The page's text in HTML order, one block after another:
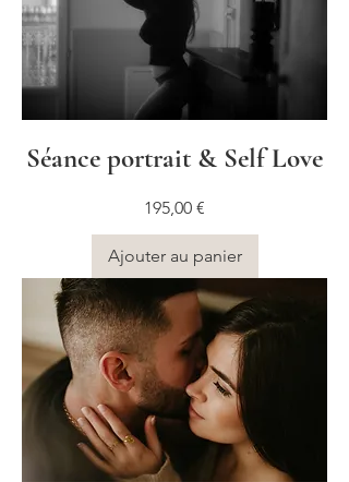
Séance portrait & Self Love
Prix
195,00 €
Ajouter au panier